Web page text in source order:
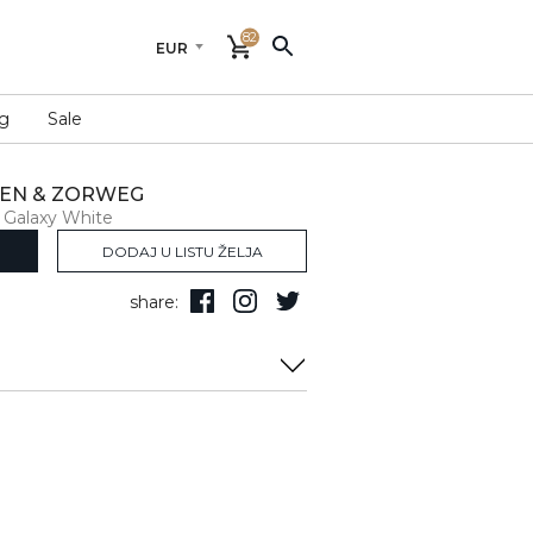
82
Sale
& ZORWEG
Galaxy White
DODAJ U LISTU ŽELJA
share:
zakljucavanja
sa kroko uzorkom
celika
sjajem
obliku krila leptira
sigurosna klasifikacija)